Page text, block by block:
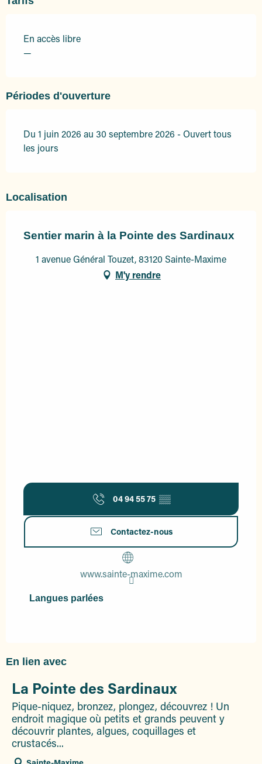
En accès libre
—
Périodes d'ouverture
Du 1 juin 2026 au 30 septembre 2026 - Ouvert tous
les jours
Localisation
Sentier marin à la Pointe des Sardinaux
1 avenue Général Touzet, 83120 Sainte-Maxime
M'y rendre
04 94 55 75 ▒▒
Contactez-nous
www.sainte-maxime.com
Langues parlées
Langues parlées
En lien avec
La Pointe des Sardinaux
Pique-niquez, bronzez, plongez, découvrez ! Un
endroit magique où petits et grands peuvent y
découvrir plantes, algues, coquillages et
crustacés...